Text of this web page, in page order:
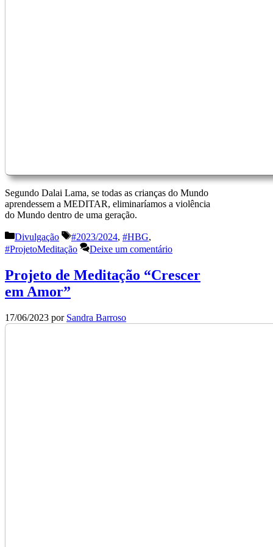
Segundo Dalai Lama, se todas as crianças do Mundo
aprendessem a MEDITAR, eliminaríamos a violência
do Mundo dentro de uma geração.
Categorias
Divulgação Etiquetas
#2023/2024, #HBG,
#ProjetoMeditação
Deixe um comentário
Projeto de Meditação “Crescer
em Amor”
17/06/2023 por Sandra Barroso